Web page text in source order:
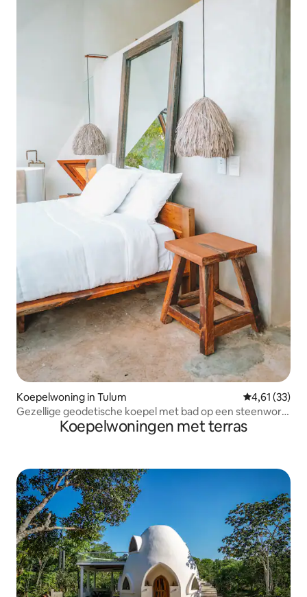
Koepelwoning in Tulum Gemiddelde
4,61 (33)
Gezellige geodetische koepel met bad op een steenworp
afstand van het strand
Koepelwoningen met terras